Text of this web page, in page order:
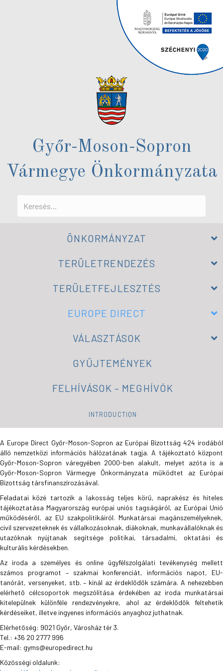
Győr-Moson-Sopron
Vármegye Önkormányzata
ÖNKORMÁNYZAT
TERÜLETRENDEZÉS
TERÜLETFEJLESZTÉS
EUROPE DIRECT
VÁLASZTÁSOK
GYŰJTEMÉNYEK
FELHÍVÁSOK – MEGHÍVÓK
INTRODUCTION
A Europe Direct Győr-Moson-Sopron az Európai Bizottság 424 irodából
álló nemzetközi információs hálózatának tagja. A tájékoztató központ
Győr-Moson-Sopron váregyében 2000-ben alakult, melyet azóta is a
Győr-Moson-Sopron Vármegye Önkormányzata működtet az Európai
Bizottság társfinanszírozásával.
Feladatai közé tartozik a lakosság teljes körű, naprakész és hiteles
tájékoztatása Magyarország európai uniós tagságáról, az Európai Unió
működéséről, az EU szakpolitikáiról. Munkatársai magánszemélyeknek,
civil szervezeteknek és vállalkozásoknak, diákoknak, munkavállalóknak és
utazóknak nyújtanak segítsége politikai, társadalmi, oktatási és
kulturális kérdésekben.
Az iroda a személyes és online ügyfélszolgálati tevékenység mellett
számos programot – szakmai konferenciát, információs napot, EU-
tanórát, versenyeket, stb. – kínál az érdeklődők számára. A nehezebben
elérhető célcsoportok megszólítása érdekében az iroda munkatársai
kitelepülnek különféle rendezvényekre, ahol az érdeklődők feltehetik
kérdéseiket, illetve ingyenes információs anyaghoz juthatnak.
Elérhetőség: 9021 Győr, Városház tér 3.
Tel.: +36 20 2777 996
E-mail: gyms@europedirect.hu
Közösségi oldalunk: